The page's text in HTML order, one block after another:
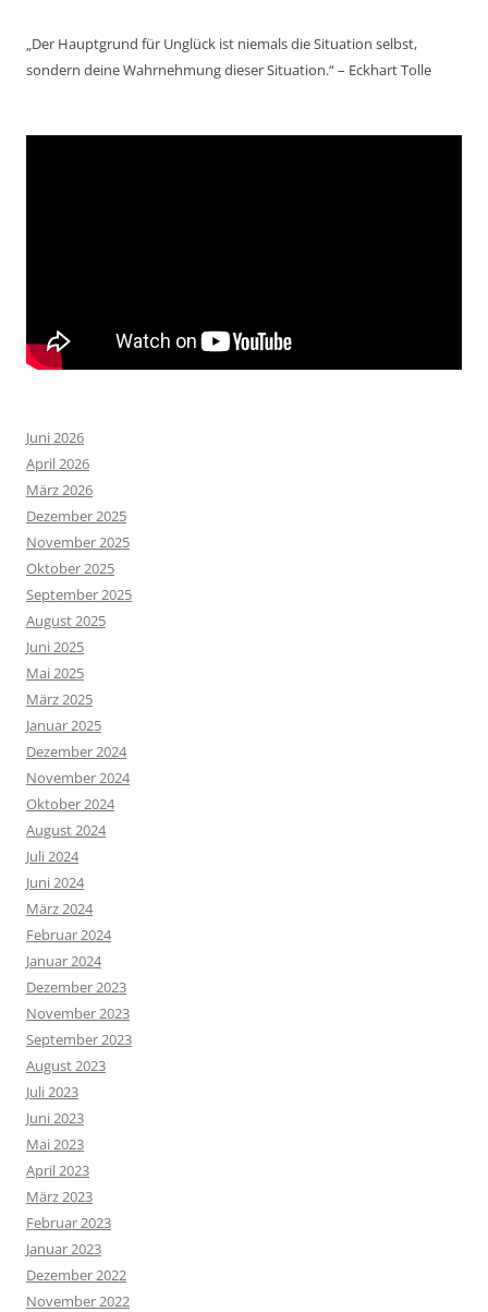
„Der Hauptgrund für Unglück ist niemals die Situation selbst,
sondern deine Wahrnehmung dieser Situation.“ – Eckhart Tolle
Juni 2026
April 2026
März 2026
Dezember 2025
November 2025
Oktober 2025
September 2025
August 2025
Juni 2025
Mai 2025
März 2025
Januar 2025
Dezember 2024
November 2024
Oktober 2024
August 2024
Juli 2024
Juni 2024
März 2024
Februar 2024
Januar 2024
Dezember 2023
November 2023
September 2023
August 2023
Juli 2023
Juni 2023
Mai 2023
April 2023
März 2023
Februar 2023
Januar 2023
Dezember 2022
November 2022